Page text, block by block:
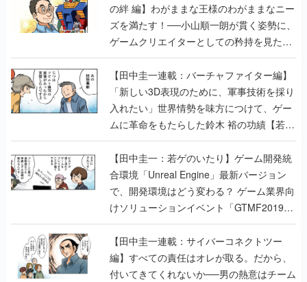
の絆 編】わがままな王様のわがままなニー
ズを満たす！──小山順一朗が貫く姿勢に、
ゲームクリエイターとしての矜持を見た
【若ゲのいたり最終回】
【田中圭一連載：バーチャファイター編】
「新しい3D表現のために、軍事技術を採り
入れたい」世界情勢を味方につけて、ゲー
ムに革命をもたらした鈴木 裕の功績【若ゲ
のいたり】
【田中圭一：若ゲのいたり】ゲーム開発統
合環境「Unreal Engine」最新バージョン
で、開発環境はどう変わる？ ゲーム業界向
けソリューションイベント「GTMF2019」
に行って、より理解を深めよう【PR】
【田中圭一連載：サイバーコネクトツー
編】すべての責任はオレが取る。だから、
付いてきてくれないか──男の熱意はチーム